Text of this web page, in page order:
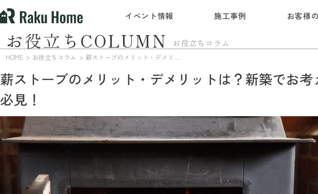
イベント情報 施工事例 お客様
お役立ちコラム
お役立ちCOLUMN
HOME お役立ちコラム 薪ストーブのメリット・デメリットは？新築でお考えの方必見！
薪ストーブのメリット・デメリットは？新築でお考
必見！